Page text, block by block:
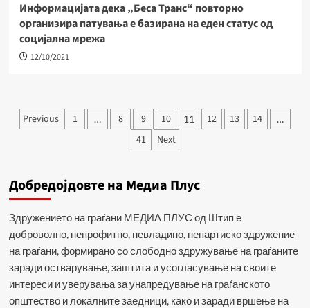
Информацијата дека „Беса Транс“ повторно
организира патувања е базирана на еден статус од
социјална мрежа
12/10/2021
Навигација
Previous 1 … 8 9 10 11 12 13 14 …
41 Next
Добредојдовте на Медиа Плус
Здружението на граѓани МЕДИА ПЛУС од Штип е
доброволно, непрофитно, невладино, непартиско здружение
на граѓани, формирано со слободно здружување на граѓаните
заради остварување, заштита и усогласување на своите
интереси и уверувања за унапредување на граѓанското
општество и локалните заедници, како и заради вршење на